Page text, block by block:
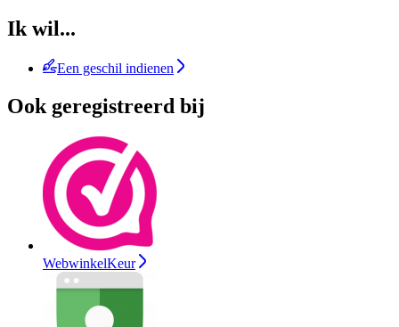
Ik wil...
Een geschil indienen
Ook geregistreerd bij
WebwinkelKeur